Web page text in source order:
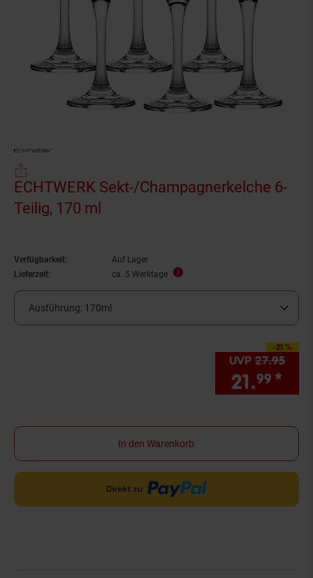
ECHTWERK Sekt-/Champagnerkelche 6-
Teilig, 170 ml
Verfügbarkeit:
Auf Lager
Lieferzeit:
ca. 5 Werktage
Ausführung: 170ml
-21 %
Sie Sparen 21
UVP 27.95
21.99 *
In den Warenkorb